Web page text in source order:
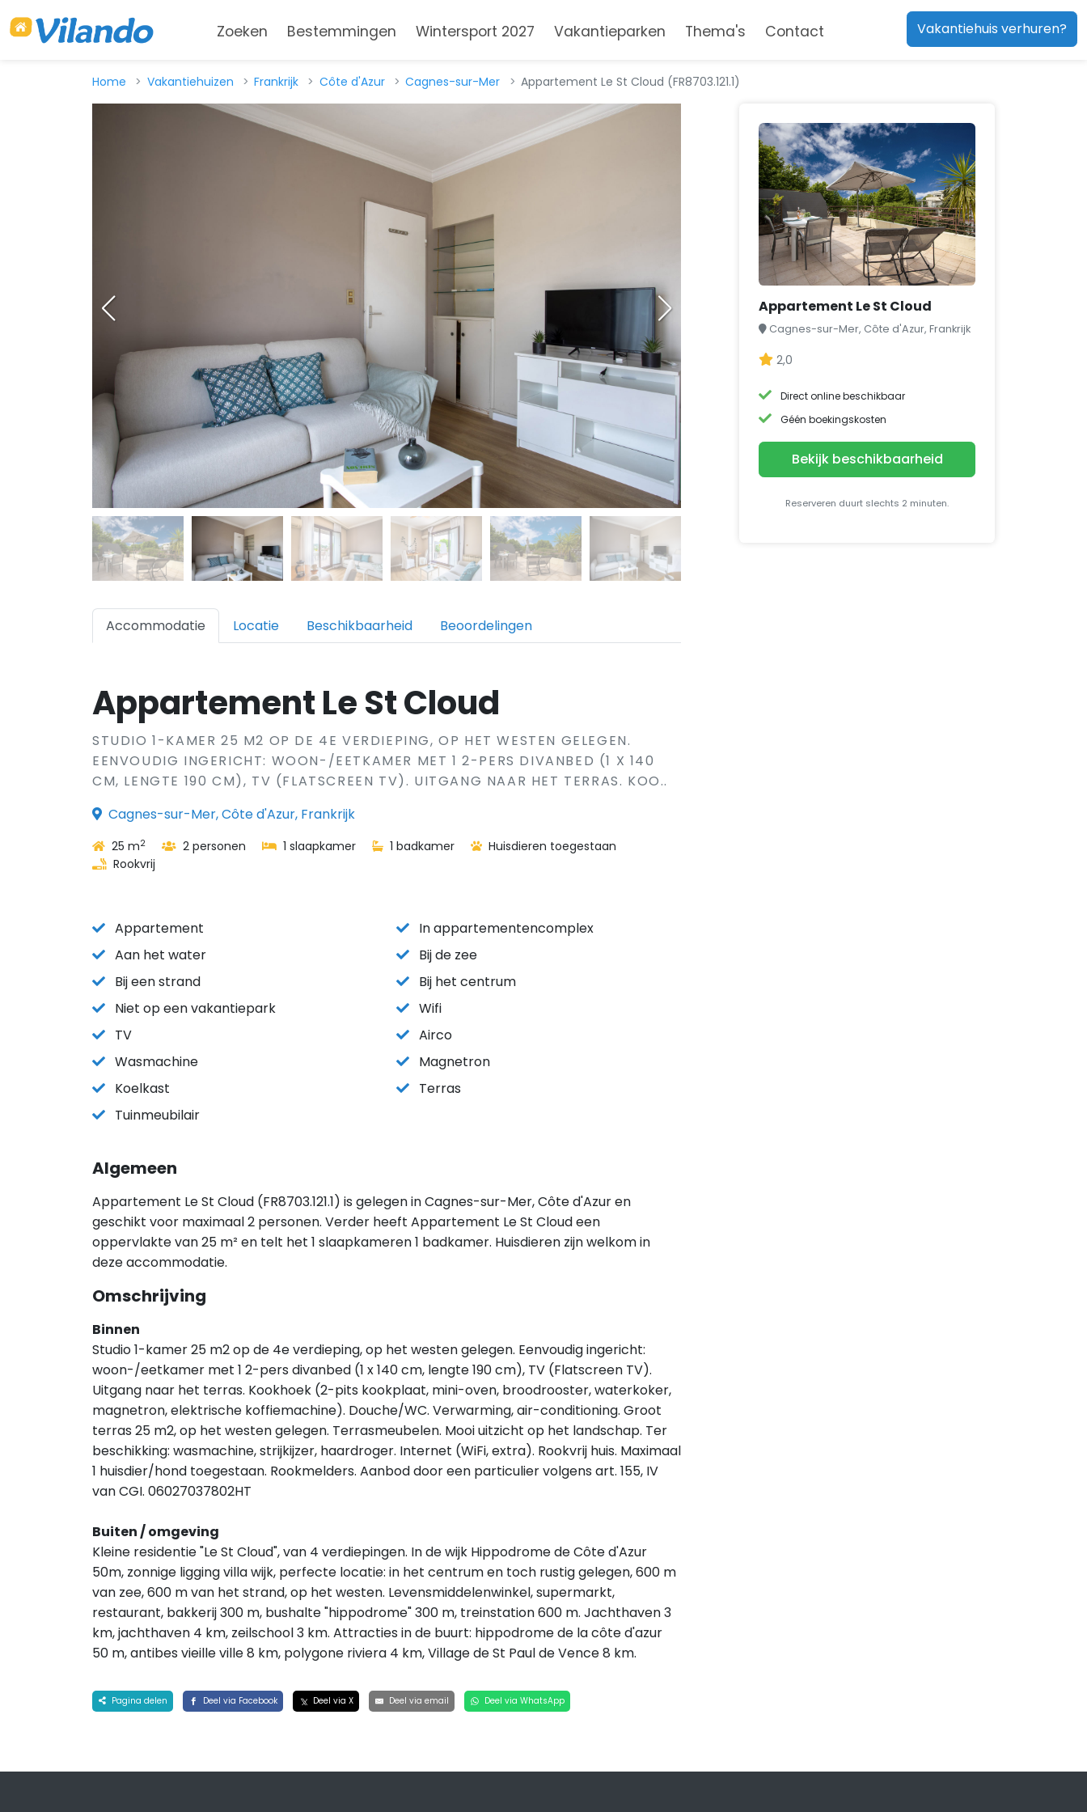
Zoeken Bestemmingen Wintersport 2027 Vakantieparken Thema's Contact Vakantiehuis verhuren?
Home Vakantiehuizen Frankrijk Côte d'Azur Cagnes-sur-Mer Appartement Le St Cloud (FR8703.121.1)
Accommodatie Locatie Beschikbaarheid Beoordelingen
Appartement Le St Cloud
STUDIO 1-KAMER 25 M2 OP DE 4E VERDIEPING, OP HET WESTEN GELEGEN.
EENVOUDIG INGERICHT: WOON-/EETKAMER MET 1 2-PERS DIVANBED (1 X 140
CM, LENGTE 190 CM), TV (FLATSCREEN TV). UITGANG NAAR HET TERRAS. KOO..
Cagnes-sur-Mer, Côte d'Azur, Frankrijk
25 m2 2 personen 1 slaapkamer 1 badkamer
Huisdieren toegestaan
Rookvrij
Appartement
In appartementencomplex
Aan het water
Bij de zee
Bij een strand
Bij het centrum
Niet op een vakantiepark
Wifi
TV
Airco
Wasmachine
Magnetron
Koelkast
Terras
Tuinmeubilair
Algemeen
Appartement Le St Cloud (FR8703.121.1) is gelegen in Cagnes-sur-Mer, Côte d'Azur en
geschikt voor maximaal 2 personen. Verder heeft Appartement Le St Cloud een
oppervlakte van 25 m² en telt het 1 slaapkameren 1 badkamer. Huisdieren zijn welkom in
deze accommodatie.
Omschrijving
Binnen
Studio 1-kamer 25 m2 op de 4e verdieping, op het westen gelegen. Eenvoudig ingericht:
woon-/eetkamer met 1 2-pers divanbed (1 x 140 cm, lengte 190 cm), TV (Flatscreen TV).
Uitgang naar het terras. Kookhoek (2-pits kookplaat, mini-oven, broodrooster, waterkoker,
magnetron, elektrische koffiemachine). Douche/WC. Verwarming, air-conditioning. Groot
terras 25 m2, op het westen gelegen. Terrasmeubelen. Mooi uitzicht op het landschap. Ter
beschikking: wasmachine, strijkijzer, haardroger. Internet (WiFi, extra). Rookvrij huis. Maximaal
1 huisdier/hond toegestaan. Rookmelders. Aanbod door een particulier volgens art. 155, IV
van CGI. 06027037802HT
Buiten / omgeving
Kleine residentie "Le St Cloud", van 4 verdiepingen. In de wijk Hippodrome de Côte d'Azur
50m, zonnige ligging villa wijk, perfecte locatie: in het centrum en toch rustig gelegen, 600 m
van zee, 600 m van het strand, op het westen. Levensmiddelenwinkel, supermarkt,
restaurant, bakkerij 300 m, bushalte "hippodrome" 300 m, treinstation 600 m. Jachthaven 3
km, jachthaven 4 km, zeilschool 3 km. Attracties in de buurt: hippodrome de la côte d'azur
50 m, antibes vieille ville 8 km, polygone riviera 4 km, Village de St Paul de Vence 8 km.
Pagina delen Deel via Facebook Deel via X Deel via email Deel via WhatsApp
Appartement Le St Cloud
Cagnes-sur-Mer, Côte d'Azur, Frankrijk
2,0
Direct online beschikbaar
Géén boekingskosten
Bekijk beschikbaarheid
Reserveren duurt slechts 2 minuten.